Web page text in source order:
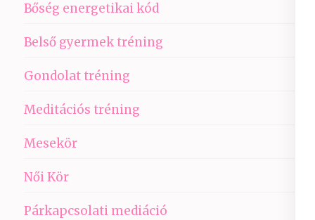
Bőség energetikai kód
Belső gyermek tréning
Gondolat tréning
Meditációs tréning
Mesekör
Női Kör
Párkapcsolati mediáció